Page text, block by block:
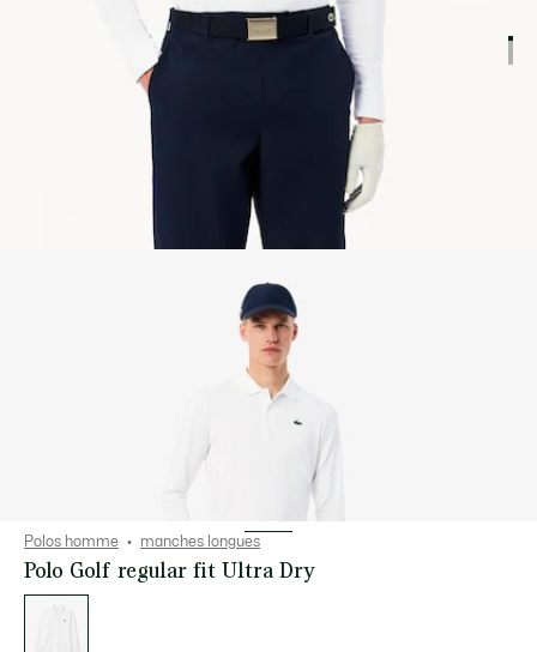
Polos homme manches longues
Polo Golf regular fit Ultra Dry
déclinaisons